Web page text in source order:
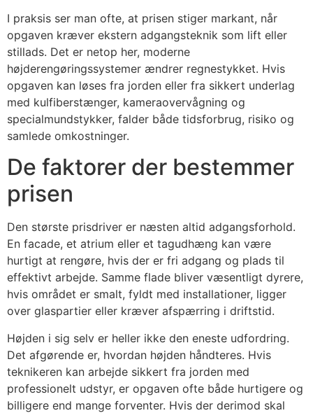
I praksis ser man ofte, at prisen stiger markant, når
opgaven kræver ekstern adgangsteknik som lift eller
stillads. Det er netop her, moderne
højderengøringssystemer ændrer regnestykket. Hvis
opgaven kan løses fra jorden eller fra sikkert underlag
med kulfiberstænger, kameraovervågning og
specialmundstykker, falder både tidsforbrug, risiko og
samlede omkostninger.
De faktorer der bestemmer
prisen
Den største prisdriver er næsten altid adgangsforhold.
En facade, et atrium eller et tagudhæng kan være
hurtigt at rengøre, hvis der er fri adgang og plads til
effektivt arbejde. Samme flade bliver væsentligt dyrere,
hvis området er smalt, fyldt med installationer, ligger
over glaspartier eller kræver afspærring i driftstid.
Højden i sig selv er heller ikke den eneste udfordring.
Det afgørende er, hvordan højden håndteres. Hvis
teknikeren kan arbejde sikkert fra jorden med
professionelt udstyr, er opgaven ofte både hurtigere og
billigere end mange forventer. Hvis der derimod skal